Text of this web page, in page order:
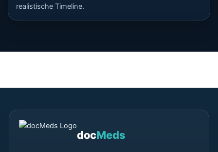
realistische Timeline.
docMeds